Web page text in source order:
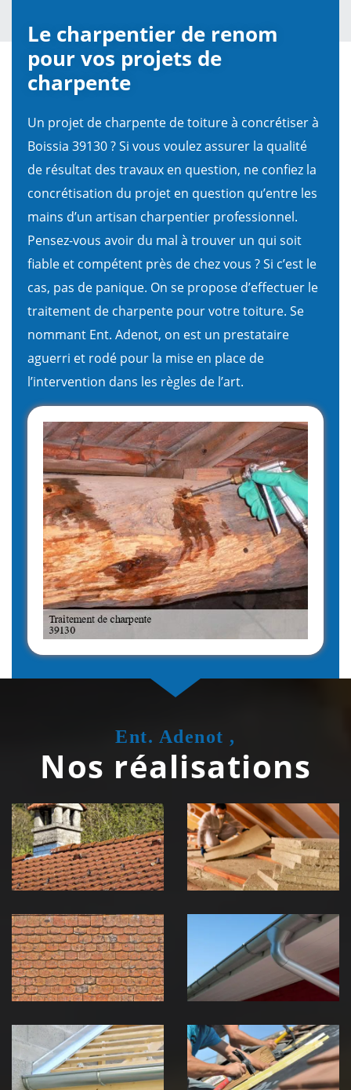
Le charpentier de renom
pour vos projets de
charpente
Un projet de charpente de toiture à concrétiser à
Boissia 39130 ? Si vous voulez assurer la qualité
de résultat des travaux en question, ne confiez la
concrétisation du projet en question qu’entre les
mains d’un artisan charpentier professionnel.
Pensez-vous avoir du mal à trouver un qui soit
fiable et compétent près de chez vous ? Si c’est le
cas, pas de panique. On se propose d’effectuer le
traitement de charpente pour votre toiture. Se
nommant Ent. Adenot, on est un prestataire
aguerri et rodé pour la mise en place de
l’intervention dans les règles de l’art.
Ent. Adenot ,
Nos réalisations
Couvreur
zingueur 39
Jura
Isolation de
toiture 39
Jura
démoussage de
toiture 39
Jura
pose de
gouttière 39
Jura
Pose de
Chéneau 39
Jura
Réparation de
toiture 39
Jura